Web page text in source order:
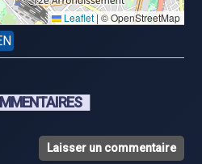
Leaflet| © OpenStreetMap
Laisser un commentaire